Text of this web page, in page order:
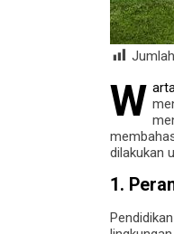
W
dilakukan
1.